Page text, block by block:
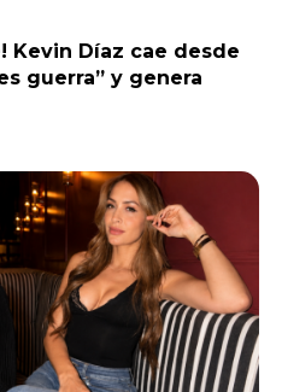
Kevin Díaz cae desde
guerra” y genera